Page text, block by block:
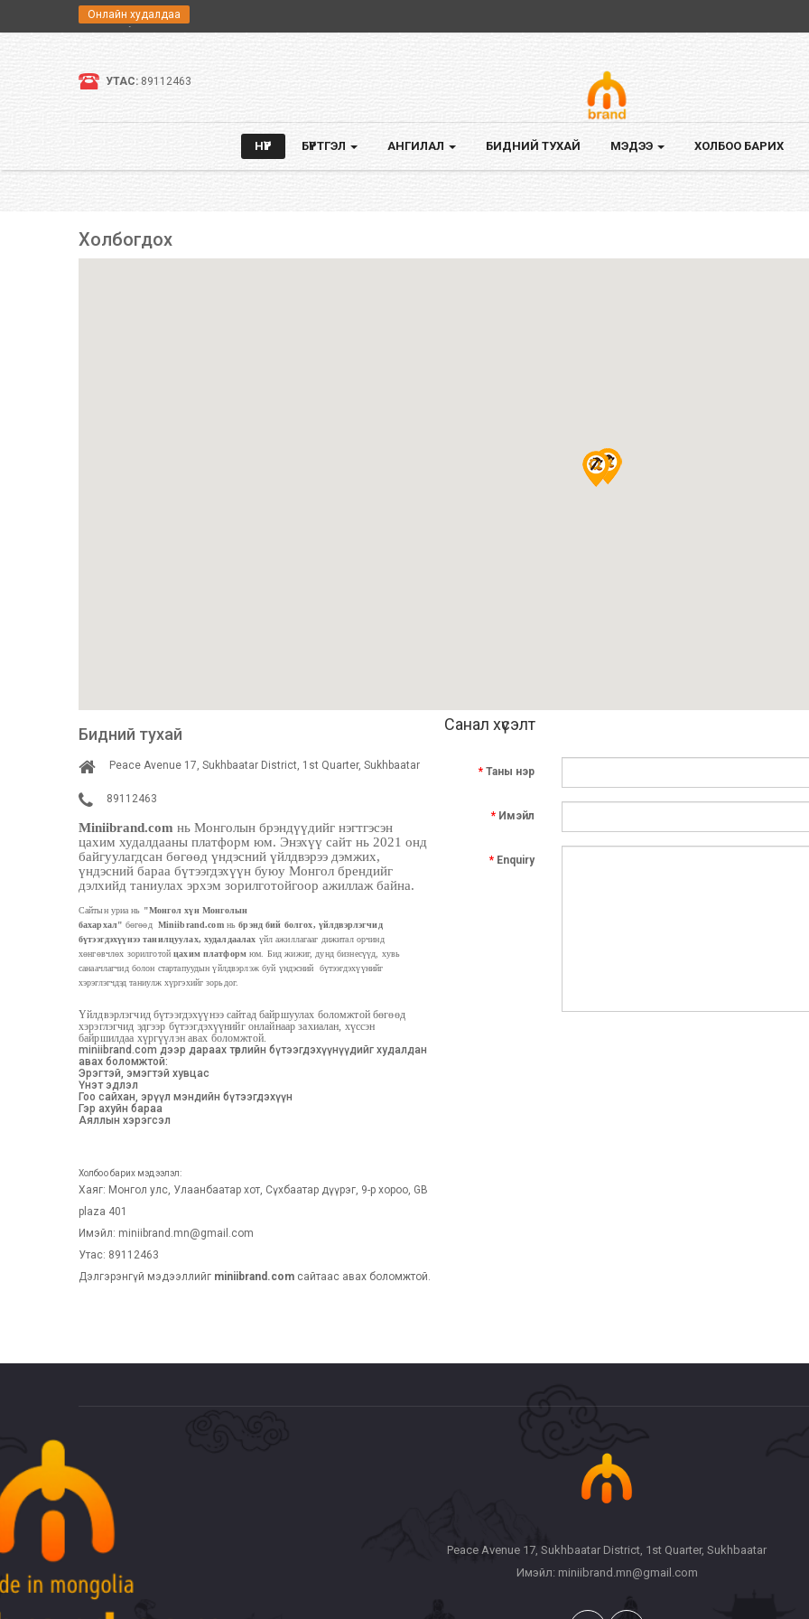
Онлайн худалдаа
Хүссэн бараагаа хүссэн газраа хүргүүлэн аваарай.
Үндэсний үйлдвэрийн бүтээгдэхүүн борлуулагч
УТАС: 89112463
НҮҮР БҮРТГЭЛ АНГИЛАЛ БИДНИЙ ТУХАЙ МЭДЭЭ ХОЛБОО БАРИХ
Холбогдох
Бидний тухай
Peace Avenue 17, Sukhbaatar District, 1st Quarter, Sukhbaatar
89112463
Miniibrand.com нь Монголын брэндүүдийг нэгтгэсэн
цахим худалдааны платформ юм. Энэхүү сайт нь 2021 онд
байгуулагдсан бөгөөд үндэсний үйлдвэрээ дэмжих,
үндэсний бараа бүтээгдэхүүн буюу Монгол брендийг
дэлхийд таниулах эрхэм зорилготойгоор ажиллаж байна.
Сайтын уриа нь "Монгол хүн Монголын
бахархал" бөгөөд Miniibrand.comньбрэнд бий болгох, үйлдвэрлэгчид
бүтээгдэхүүнээтанилцуулах, худалдаалах үйл ажиллагааг дижитал орчинд
хөнгөвчлөх зорилготойцахим платформ юм. Бид жижиг, дунд бизнесүүд, хувь
санаачлагчид болон стартапуудын үйлдвэрлэж буй үндэсний бүтээгдэхүүнийг
хэрэглэгчдэд таниулж хүргэхийг зорьдог.
Үйлдвэрлэгчид бүтээгдэхүүнээ сайтад байршуулах боломжтой бөгөөд
хэрэглэгчид эдгээр бүтээгдэхүүнийг онлайнаар захиалан, хүссэн
байршилдаа хүргүүлэн авах боломжтой.
miniibrand.com дээр дараах төрлийн бүтээгдэхүүнүүдийг худалдан
авах боломжтой:
Эрэгтэй, эмэгтэй хувцас
Үнэт эдлэл
Гоо сайхан, эрүүл мэндийн бүтээгдэхүүн
Гэр ахуйн бараа
Аяллын хэрэгсэл
Холбоо барих мэдээлэл:
Хаяг: Монгол улс, Улаанбаатар хот, Сүхбаатар дүүрэг, 9-р хороо, GB
plaza 401
Имэйл: miniibrand.mn@gmail.com
Утас: 89112463
Дэлгэрэнгүй мэдээллийг miniibrand.com сайтаас авах боломжтой.
Санал хүсэлт
Таны нэр
Имэйл
Enquiry
Peace Avenue 17, Sukhbaatar District, 1st Quarter, Sukhbaatar
Имэйл: miniibrand.mn@gmail.com